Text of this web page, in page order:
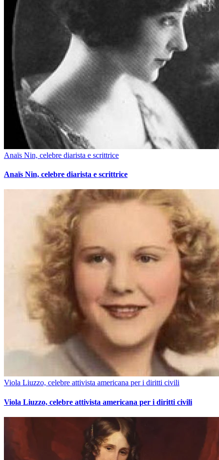
Anaïs Nin, celebre diarista e scrittrice
Anaïs Nin, celebre diarista e scrittrice
Viola Liuzzo, celebre attivista americana per i diritti civili
Viola Liuzzo, celebre attivista americana per i diritti civili